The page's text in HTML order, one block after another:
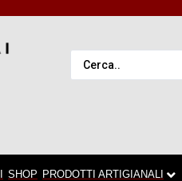
SHOP PRODOTTI ARTIGIANALI